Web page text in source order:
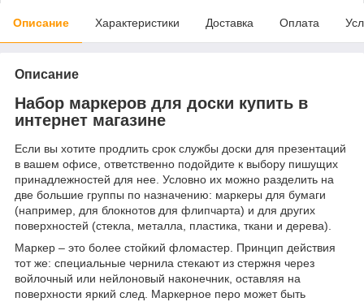
Описание Характеристики Доставка Оплата
Описание
Набор маркеров для доски купить в
интернет магазине
Если вы хотите продлить срок службы доски для презентаций
в вашем офисе, ответственно подойдите к выбору пишущих
принадлежностей для нее. Условно их можно разделить на
две большие группы по назначению: маркеры для бумаги
(например, для блокнотов для флипчарта) и для других
поверхностей (стекла, металла, пластика, ткани и дерева).
Маркер – это более стойкий фломастер. Принцип действия
тот же: специальные чернила стекают из стержня через
войлочный или нейлоновый наконечник, оставляя на
поверхности яркий след. Маркерное перо может быть